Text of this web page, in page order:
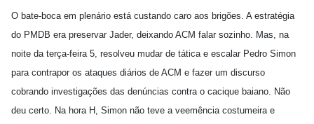
O bate-boca em plenário está custando caro aos brigões. A estratégia
do PMDB era preservar Jader, deixando ACM falar sozinho. Mas, na
noite da terça-feira 5, resolveu mudar de tática e escalar Pedro Simon
para contrapor os ataques diários de ACM e fazer um discurso
cobrando investigações das denúncias contra o cacique baiano. Não
deu certo. Na hora H, Simon não teve a veemência costumeira e